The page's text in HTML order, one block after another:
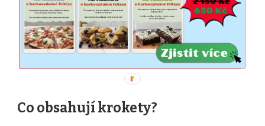
Co obsahují krokety?